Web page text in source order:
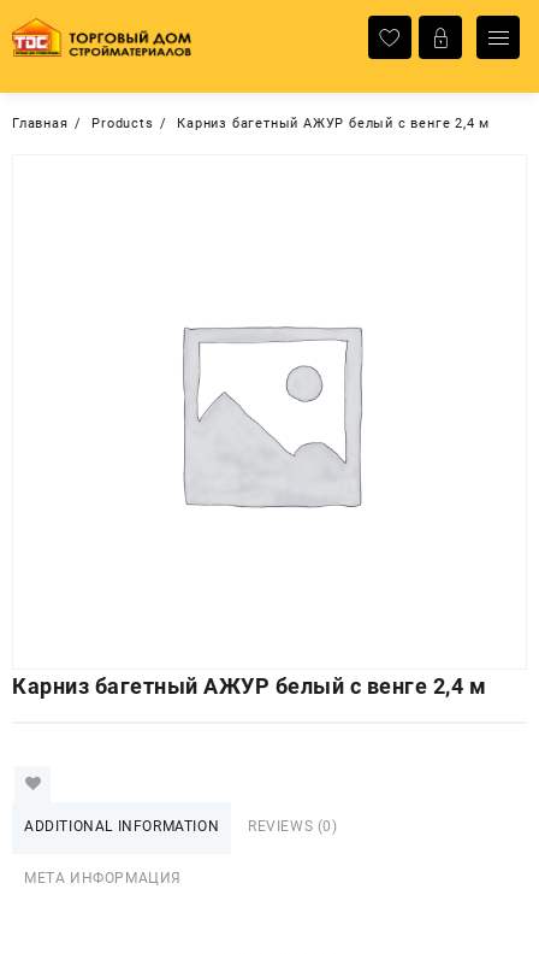
содержимому
Главная Products Карниз багетный АЖУР белый с венге 2,4 м
Карниз багетный АЖУР белый с венге 2,4 м
ADDITIONAL INFORMATION REVIEWS (0)
МЕТА ИНФОРМАЦИЯ